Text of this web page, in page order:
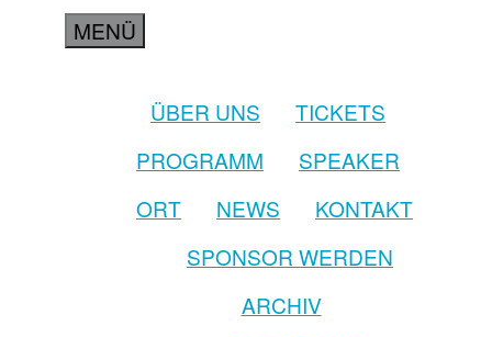
MENÜ
ÜBER UNS
TICKETS
PROGRAMM
SPEAKER
ORT
NEWS
KONTAKT
SPONSOR WERDEN
ARCHIV